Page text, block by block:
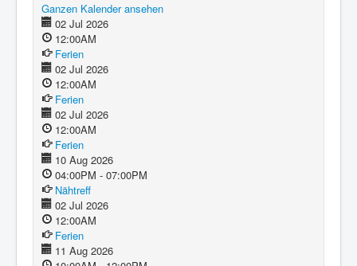
Ganzen Kalender ansehen
02 Jul 2026
12:00AM
Ferien
02 Jul 2026
12:00AM
Ferien
02 Jul 2026
12:00AM
Ferien
10 Aug 2026
04:00PM - 07:00PM
Nähtreff
02 Jul 2026
12:00AM
Ferien
11 Aug 2026